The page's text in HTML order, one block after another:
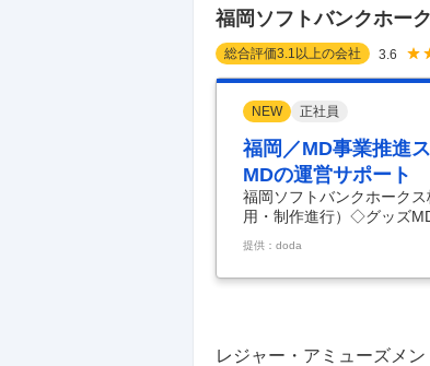
福岡ソフトバンクホー
総合評価3.1 以上の会社 3.6
NEW 正社員
福岡／MD事業推進
MDの運営サポート
福岡ソフトバンクホーク
用・制作進行）◇グッズ
（販促運営・SNS運用・
内外と連携しながら進行
方／業界未経験歓迎／リ
ッズ・MD事業における
提供：doda
レジャー・アミューズメン